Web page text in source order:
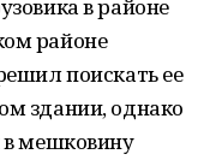
в районе
районе
поискать ее
здании, однако
в мешковину